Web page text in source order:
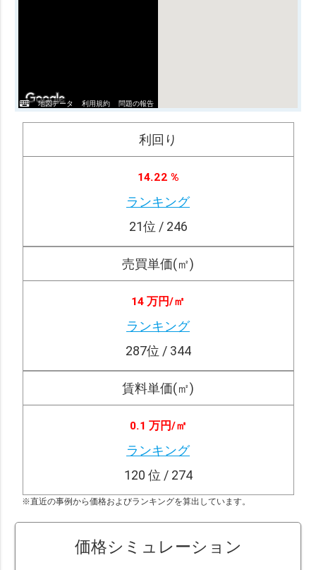
地図データ 利用規約 問題の報告
利回り
14.22 %
ランキング
21位 / 246
売買単価(㎡)
14 万円/㎡
ランキング
287位 / 344
賃料単価(㎡)
0.1 万円/㎡
ランキング
120 位 / 274
※直近の事例から価格およびランキングを算出しています。
価格シミュレーション